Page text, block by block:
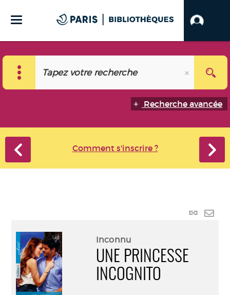
Recherche avancée
Comment s'inscrire ?
Lien
Inconnu
UNE PRINCESSE
INCOGNITO